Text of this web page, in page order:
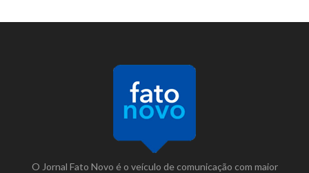
O Jornal Fato Novo é o veículo de comunicação com maior